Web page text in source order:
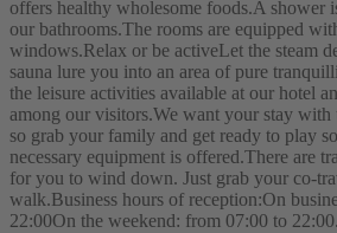
offers healthy wholesome foods.A shower
our bathrooms.The rooms are equipped
windows.Relax or be activeLet the steam
sauna lure you into an area of pure
the leisure activities available at our hotel
among our visitors.We want your stay with
so grab your family and get ready to play
necessary equipment is offered.There are
for you to wind down. Just grab your co-
walk.Business hours of reception:On
22:00On the weekend: from 07:00 to 22:00.